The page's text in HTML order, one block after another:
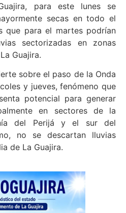
para este lunes se
secas en todo el
que para el martes podrían
sectorizadas en zonas
Guajira.
sobre el paso de la Onda
y jueves, fenómeno que
potencial para generar
en sectores de la
del Perijá y el sur del
no se descartan lluvias
de La Guajira.